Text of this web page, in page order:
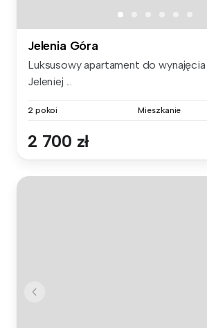
Jelenia Góra
Luksusowy apartament do
Jeleniej ...
2 pokoi Mieszkanie
2 700 zł